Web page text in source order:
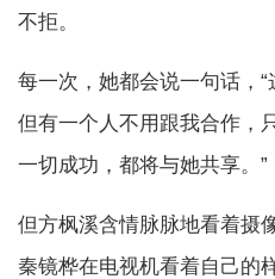
不拒。
每一次，她都会说一句话，“
但有一个人不用跟我合作，
一切成功，都将与她共享。”
但方枫溪含情脉脉地看着摄
秦镜桦在电视机看着自己的